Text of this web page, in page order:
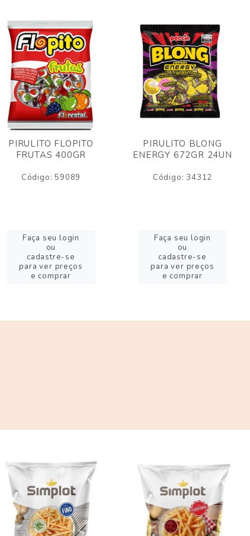
PIRULITO FLOPITO
FRUTAS 400GR
Código: 59089
Faça seu login
ou
cadastre-se
para ver preços
e comprar
PIRULITO BLONG
ENERGY 672GR 24UN
Código: 34312
Faça seu login
ou
cadastre-se
para ver preços
e comprar